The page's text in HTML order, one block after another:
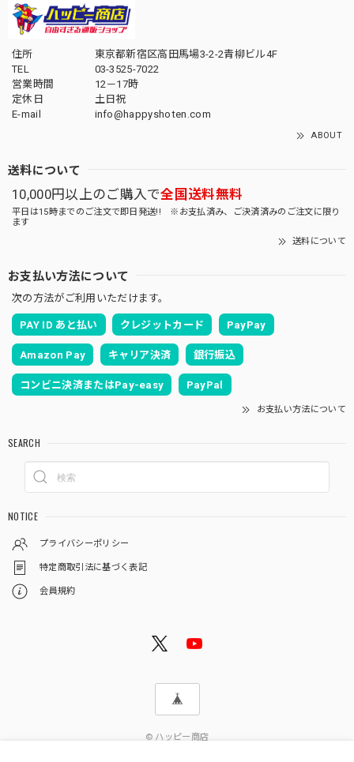
住所
東京都新宿区高田馬場3-2-2青柳ビル4F
TEL
03-3525-7022
営業時間
12－17時
定休日
土日祝
E-mail
info@happyshoten.com
ABOUT
送料について
10,000円以上のご購入で全国送料無料
平日は15時までのご注文で即日発送!! ※お支払済み、ご決済済みのご注文に限り
ます
送料について
お支払い方法について
次の方法がご利用いただけます。
PAY ID あと払い クレジットカード PayPay
Amazon Pay キャリア決済 銀行振込
コンビニ決済またはPay-easy PayPal
お支払い方法について
SEARCH
NOTICE
プライバシーポリシー
特定商取引法に基づく表記
会員規約
© ハッピー商店